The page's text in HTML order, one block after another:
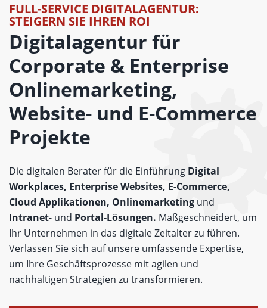
FULL-SERVICE DIGITALAGENTUR:
STEIGERN SIE IHREN ROI
Digitalagentur für
Corporate & Enterprise
Onlinemarketing,
Website- und E-Commerce
Projekte
Die digitalen Berater für die Einführung Digital
Workplaces, Enterprise Websites, E-Commerce,
Cloud Applikationen, Onlinemarketing und
Intranet- und Portal-Lösungen. Maßgeschneidert, um
Ihr Unternehmen in das digitale Zeitalter zu führen.
Verlassen Sie sich auf unsere umfassende Expertise,
um Ihre Geschäftsprozesse mit agilen und
nachhaltigen Strategien zu transformieren.